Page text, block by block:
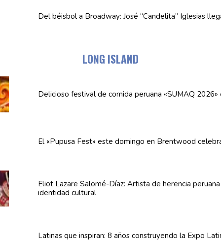
Del béisbol a Broadway: José “Candelita” Iglesias
LONG ISLAND
Delicioso festival de comida peruana «SUMAQ
El «Pupusa Fest» este domingo en Brentwood
Eliot Lazare Salomé-Díaz: Artista de herencia
identidad cultural
Latinas que inspiran: 8 años construyendo la Expo